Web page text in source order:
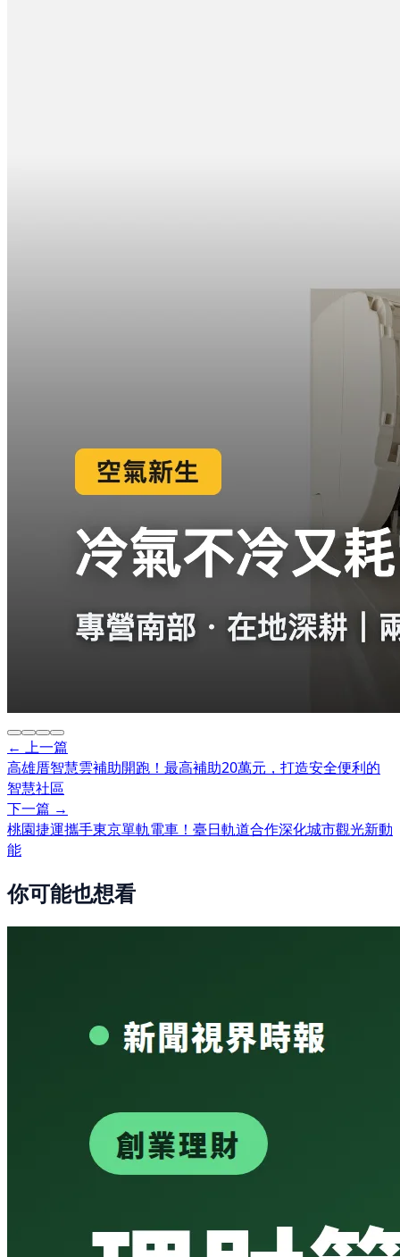
← 上一篇
高雄厝智慧雲補助開跑！最高補助20萬元，打造安全便利的
智慧社區
下一篇 →
桃園捷運攜手東京單軌電車！臺日軌道合作深化城市觀光新動
能
你可能也想看